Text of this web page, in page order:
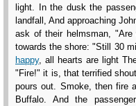
light. In the dusk the
landfall, And approaching
ask of their helmsman, "Are
towards the shore: "Still 30
happy, all hearts are light
"Fire!" it is, that terrified
pours out. Smoke, then fire
Buffalo. And the